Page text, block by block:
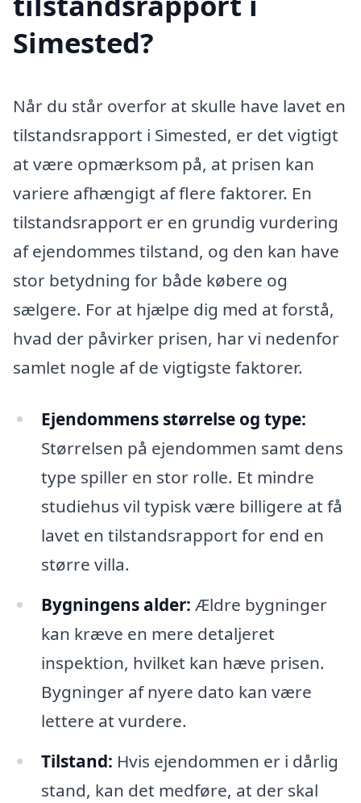
Simested?
Når du står overfor at skulle have lavet en
tilstandsrapport i Simested, er det vigtigt
at være opmærksom på, at prisen kan
variere afhængigt af flere faktorer. En
tilstandsrapport er en grundig vurdering
af ejendommes tilstand, og den kan have
stor betydning for både købere og
sælgere. For at hjælpe dig med at forstå,
hvad der påvirker prisen, har vi nedenfor
samlet nogle af de vigtigste faktorer.
Ejendommens størrelse og type:
Størrelsen på ejendommen samt dens
type spiller en stor rolle. Et mindre
studiehus vil typisk være billigere at få
lavet en tilstandsrapport for end en
større villa.
Bygningens alder: Ældre bygninger
kan kræve en mere detaljeret
inspektion, hvilket kan hæve prisen.
Bygninger af nyere dato kan være
lettere at vurdere.
Tilstand: Hvis ejendommen er i dårlig
stand, kan det medføre, at der skal